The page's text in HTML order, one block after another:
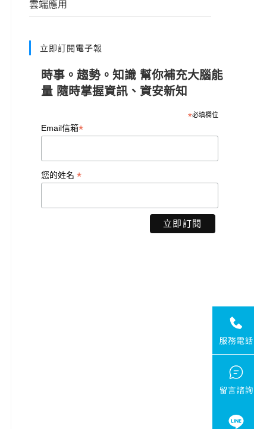
雲端應用
立即訂閱電子報
時事。趨勢。知識 幫你補充大腦能
量 隨時掌握資訊、資安新知
*必填欄位
Email信箱*
您的姓名 *